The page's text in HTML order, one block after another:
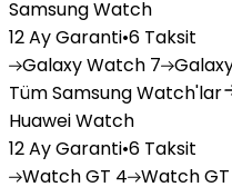
Samsung Watch
12 Ay Garanti•6 Taksit
GalaxyWatch 7
Tüm Samsung Watch'lar
Huawei Watch
12 Ay Garanti•6 Taksit
WatchGT 4 Watch